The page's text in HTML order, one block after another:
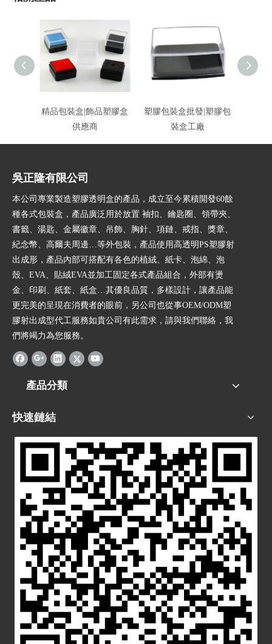
精品包裝盒|飾品塑膠盒
供應商
塑膠包裝盒批發|塑膠包
裝盒工廠
吳正隆有限公司
本公司專業製造塑膠透明盒的產品，成立至今累積開發60餘
種各式包裝盒，產品廣泛用於放置 袖扣、鑰匙圈、領帶夾、
書籤、湯匙、金屬徽章、吊飾、胸針、項鏈、戒指、獎章、
紀念幣、高爾夫周邊…等外包裝，產品使用高透明PS塑膠射
出成形，產品內部可搭配有各色的植絨、紙卡、泡綿、泡
殼、EVA、貼絨EVA並加工固定各式產品組合，外部有燙
金、印刷、紙套、紙盒…其優良品質，多樣設計，讓產品能
更完美的呈現在消費者的眼前，另公司也從事OEM/ODM塑
膠射出成型代工服務如貴公司有此需求，請與我們聯絡，我
們將竭力為您服務。
產品分類
快速鏈結